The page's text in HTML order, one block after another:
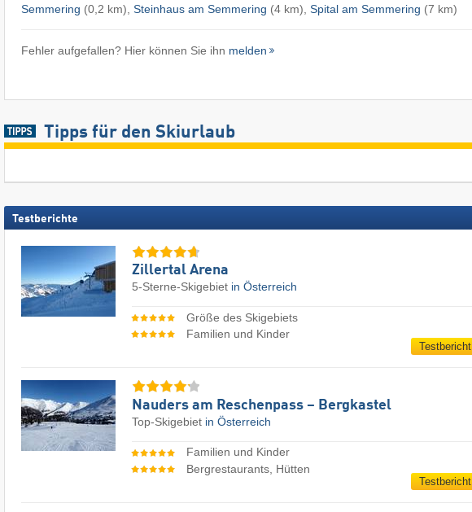
Semmering (0,2 km), Steinhaus am Semmering (4 km), Spital am Semmering (7 km)
Fehler aufgefallen? Hier können Sie ihn melden
Tipps für den Skiurlaub
Testberichte
Zillertal Arena
5-Sterne-Skigebiet in Österreich
Größe des Skigebiets
Familien und Kinder
Testbericht
Nauders am Reschenpass – Bergkastel
Top-Skigebiet in Österreich
Familien und Kinder
Bergrestaurants, Hütten
Testbericht